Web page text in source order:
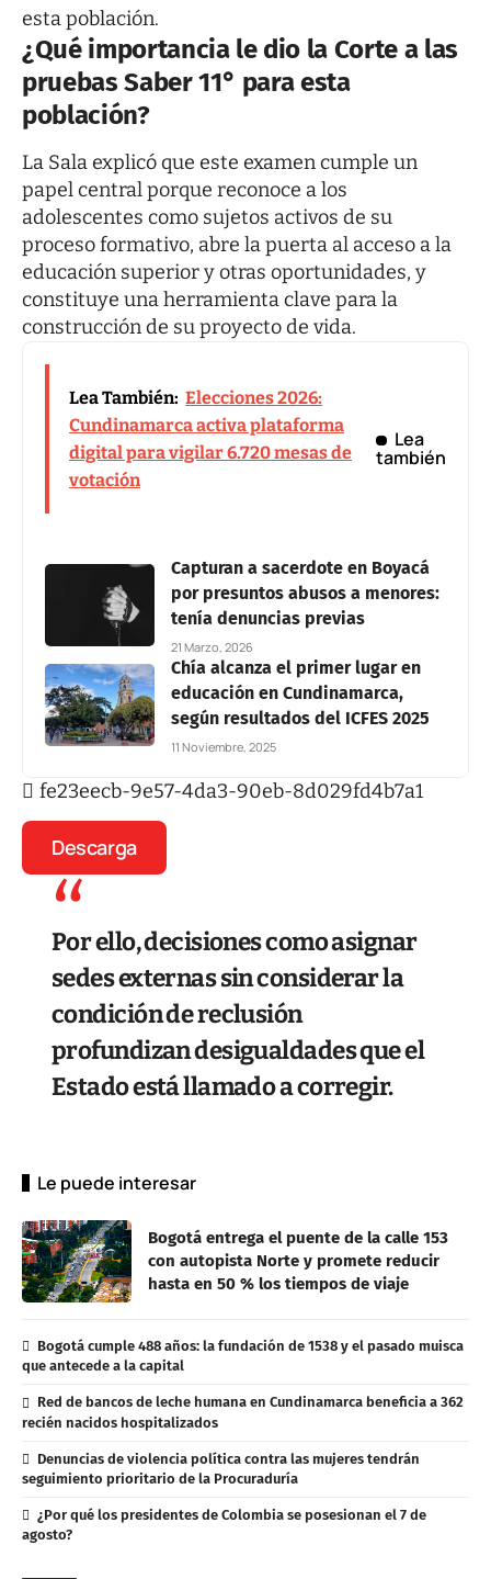
esta población.
¿Qué importancia le dio la Corte a las
pruebas Saber 11° para esta
población?
La Sala explicó que este examen cumple un
papel central porque reconoce a los
adolescentes como sujetos activos de su
proceso formativo, abre la puerta al acceso a la
educación superior y otras oportunidades, y
constituye una herramienta clave para la
construcción de su proyecto de vida.
Lea También: Elecciones 2026:
Cundinamarca activa plataforma
digital para vigilar 6.720 mesas de
votación
Lea
también
Capturan a sacerdote en Boyacá
por presuntos abusos a menores:
tenía denuncias previas
21 Marzo, 2026
Chía alcanza el primer lugar en
educación en Cundinamarca,
según resultados del ICFES 2025
11 Noviembre, 2025
fe23eecb-9e57-4da3-90eb-8d029fd4b7a1
Descarga
Por ello, decisiones como asignar
sedes externas sin considerar la
condición de reclusión
profundizan desigualdades que el
Estado está llamado a corregir.
Le puede interesar
Bogotá entrega el puente de la calle 153
con autopista Norte y promete reducir
hasta en 50 % los tiempos de viaje
Bogotá cumple 488 años: la fundación de 1538 y el pasado muisca
que antecede a la capital
Red de bancos de leche humana en Cundinamarca beneficia a 362
recién nacidos hospitalizados
Denuncias de violencia política contra las mujeres tendrán
seguimiento prioritario de la Procuraduría
¿Por qué los presidentes de Colombia se posesionan el 7 de
agosto?